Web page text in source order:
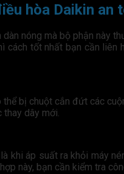
hòa Daikin an
nóng mà bộ phận
cách tốt nhất bạn cần
bị chuột cắn đứt các
dây mới.
khi áp suất ra khỏi máy
này, bạn cần kiểm tra